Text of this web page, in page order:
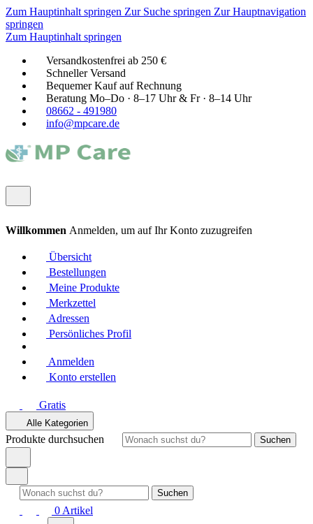
Zum Hauptinhalt springen Zur Suche springen Zur Hauptnavigation
springen
Zum Hauptinhalt springen
Versandkostenfrei ab 250 €
Schneller Versand
Bequemer Kauf auf Rechnung
Beratung Mo–Do · 8–17 Uhr & Fr · 8–14 Uhr
08662 - 491980
info@mpcare.de
Willkommen Anmelden, um auf Ihr Konto zuzugreifen
Übersicht
Bestellungen
Meine Produkte
Merkzettel
Adressen
Persönliches Profil
Anmelden
Konto erstellen
Gratis
Alle Kategorien
Produkte durchsuchen Suchen
Suchen
0 Artikel